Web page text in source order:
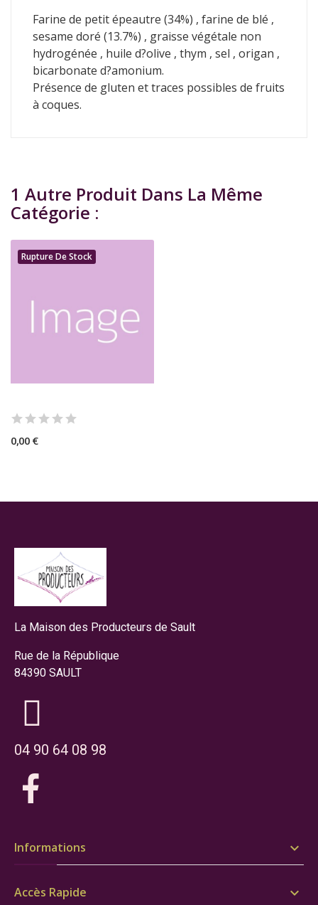
Farine de petit épeautre (34%) , farine de blé ,
sesame doré (13.7%) , graisse végétale non
hydrogénée , huile d?olive , thym , sel , origan ,
bicarbonate d?amonium.
Présence de gluten et traces possibles de fruits
à coques.
1 Autre Produit Dans La Même
Catégorie :
Rupture De Stock
0,00 €
La Maison des Producteurs de Sault
Rue de la République
84390 SAULT
04 90 64 08 98
Informations 
Accès Rapide 